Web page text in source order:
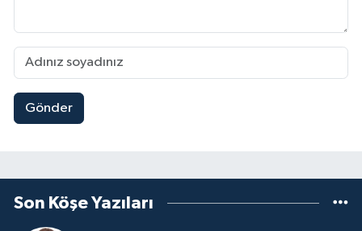
Gönder
Son Köşe Yazıları